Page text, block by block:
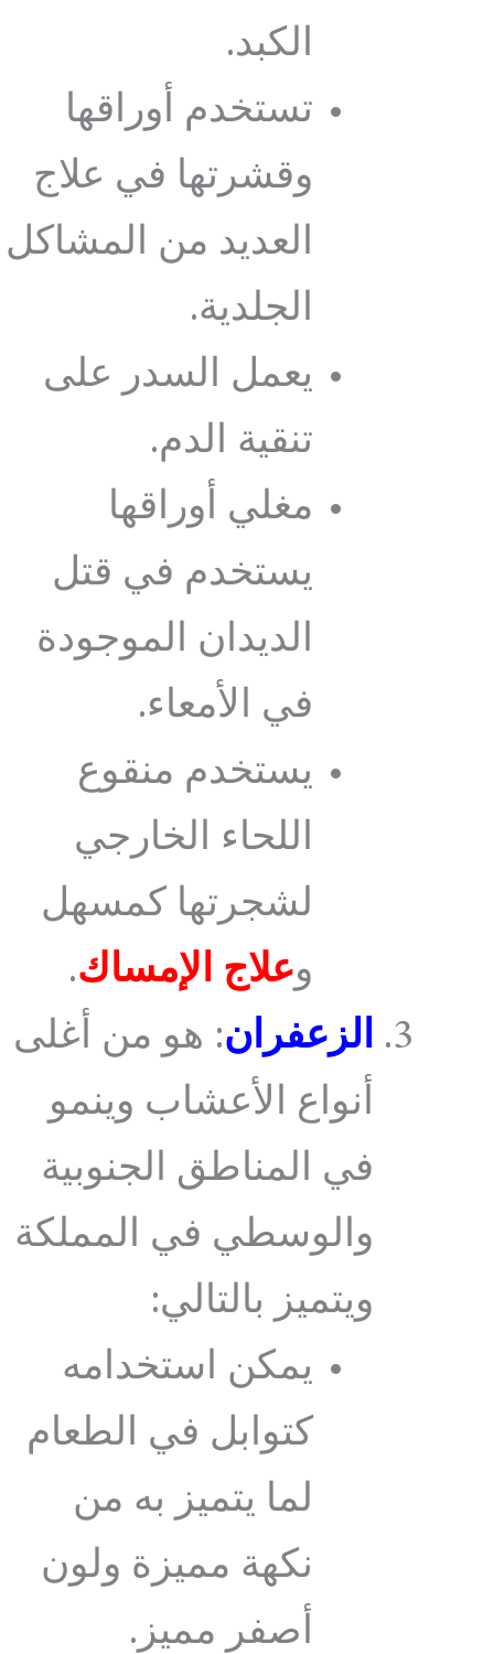
الكبد.
تستخدم أوراقها
وقشرتها في علاج
العديد من المشاكل
الجلدية.
يعمل السدر على
تنقية الدم.
مغلي أوراقها
يستخدم في قتل
الديدان الموجودة
في الأمعاء.
يستخدم منقوع
اللحاء الخارجي
لشجرتها كمسهل
وعلاج الإمساك.
الزعفران: هو من أغلى
أنواع الأعشاب وينمو
في المناطق الجنوبية
والوسطي في المملكة
ويتميز بالتالي:
يمكن استخدامه
كتوابل في الطعام
لما يتميز به من
نكهة مميزة ولون
أصفر مميز.